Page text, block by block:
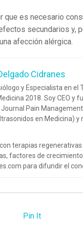
que es necesario
secundarios y,
afección alérgica.
Cidranes
y Especialista en el
2018. Soy CEO y
Pain
en Medicina)
terapias
factores de
para difundir el
Pin It